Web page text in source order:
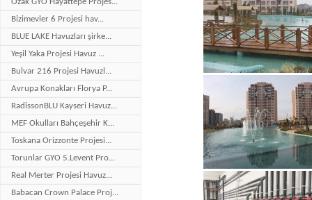
Bizimevler 6 Projesi hav...
BLUE LAKE Havuzları şirke...
Yeşil Yaka Projesi Havuz ...
Bulvar 216 Projesi Havuzl...
Avrupa Konakları Florya P...
RadissonBLU Kayseri Havuz...
MEF Okulları Bahçeşehir K...
Toskana Orizzonte Projesi...
Torunlar GYO 5.Levent Pro...
Real Merter Projesi Havuz...
Babacan Crown Palace Proj...